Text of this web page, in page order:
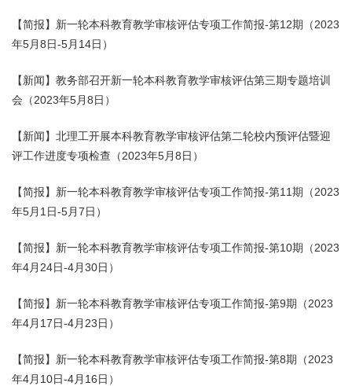
【简报】新一轮本科教育教学审核评估专项工作简报-第12期（2023
年5月8日-5月14日）
【新闻】教务部召开新一轮本科教育教学审核评估第三期专题培训
会（2023年5月8日）
【新闻】北理工开展本科教育教学审核评估第二轮校内预评估暨迎
评工作进度专项检查（2023年5月8日）
【简报】新一轮本科教育教学审核评估专项工作简报-第11期（2023
年5月1日-5月7日）
【简报】新一轮本科教育教学审核评估专项工作简报-第10期（2023
年4月24日-4月30日）
【简报】新一轮本科教育教学审核评估专项工作简报-第9期（2023
年4月17日-4月23日）
【简报】新一轮本科教育教学审核评估专项工作简报-第8期（2023
年4月10日-4月16日）